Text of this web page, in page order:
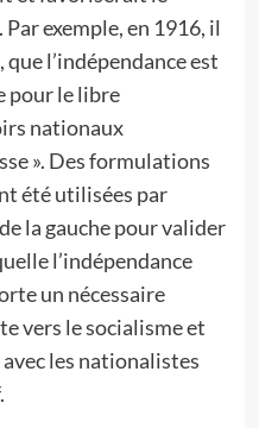
exemple, en 1916, il
l’indépendance est
pour le libre
nationaux
». Des formulations
été utilisées par
la gauche pour valider
l’indépendance
un nécessaire
vers le socialisme et
les nationalistes